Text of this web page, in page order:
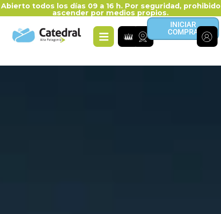
Abierto todos los días 09 a 16 h. Por seguridad, prohibido
ascender por medios propios.
INICIAR
COMPRA